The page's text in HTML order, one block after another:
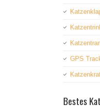
GPS
Bestes